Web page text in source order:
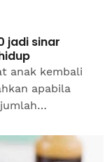
jadi sinar
anak kembali
apabila